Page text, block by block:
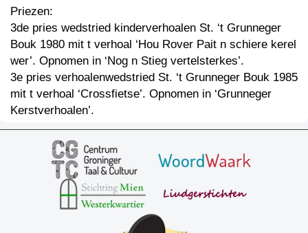
Priezen:
3de pries wedstried kinderverhoalen St. ‘t Grunneger
Bouk 1980 mit t verhoal ‘Hou Rover Pait n schiere kerel
wer’. Opnomen in ‘Nog n Stieg vertelsterkes’.
3e pries verhoalenwedstried St. ‘t Grunneger Bouk 1985
mit t verhoal ‘Crossfietse’. Opnomen in ‘Grunneger
Kerstverhoalen’.